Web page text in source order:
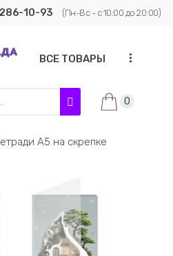
10-93 (Пн-Вс - с 10:00 до 20:00)
ВСЕ ТОВАРЫ ...
0
А5 на скрепке